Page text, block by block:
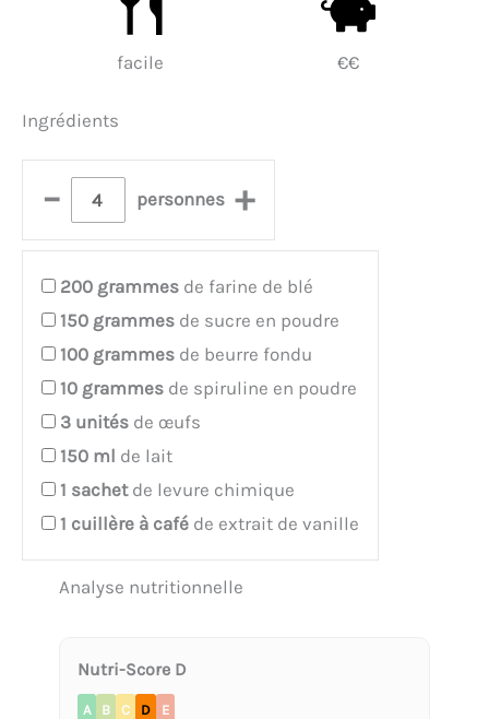
facile €€
Ingrédients
– personnes +
200 grammes de farine de blé
150 grammes de sucre en poudre
100 grammes de beurre fondu
10 grammes de spiruline en poudre
3 unités de œufs
150 ml de lait
1 sachetde levure chimique
1 cuillère à café de extrait de vanille
Analyse nutritionnelle
Nutri-Score D
A B C D E